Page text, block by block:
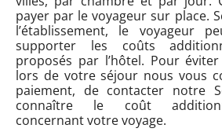
payer par le voyageur sur place.
l’établissement, le voyageur
supporter les coûts
proposés par l’hôtel. Pour
lors de votre séjour nous vous
paiement, de contacter notre
connaître le coût
concernant votre voyage.